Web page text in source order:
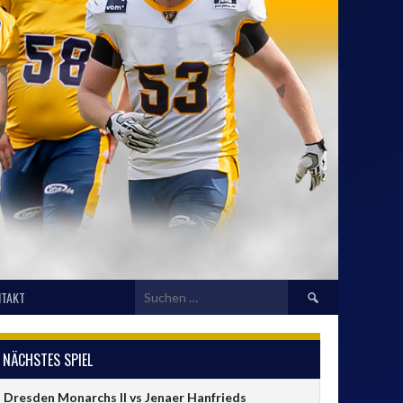
Suchen
nach:
NÄCHSTES SPIEL
Dresden Monarchs II vs Jenaer Hanfrieds